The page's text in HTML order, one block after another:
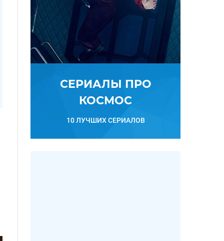
СЕРИАЛЫ ПРО
КОСМОС
10 ЛУЧШИХ СЕРИАЛОВ